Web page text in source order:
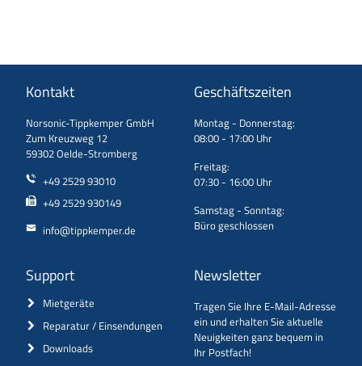
Kontakt
Norsonic-Tippkemper GmbH
Zum Kreuzweg 12
59302 Oelde-Stromberg
+49 2529 93010
+49 2529 930149
info@tippkemper.de
Geschäftszeiten
Montag - Donnerstag:
08:00 - 17:00 Uhr
Freitag:
07:30 - 16:00 Uhr
Samstag - Sonntag:
Büro geschlossen
Support
Mietgeräte
Reparatur / Einsendungen
Downloads
Newsletter
Tragen Sie Ihre E-Mail-Adresse
ein und erhalten Sie aktuelle
Neuigkeiten ganz bequem in
Ihr Postfach!